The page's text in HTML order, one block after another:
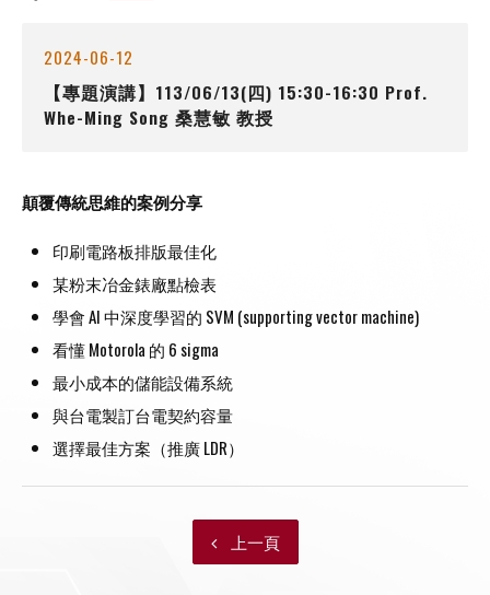
2024-06-12
【專題演講】113/06/13(四) 15:30-16:30 Prof.
Whe-Ming Song 桑慧敏 教授
顛覆傳統思維的案例分享
印刷電路板排版最佳化
某粉末冶金錶廠點檢表
學會 AI 中深度學習的 SVM (supporting vector machine)
看懂 Motorola 的 6 sigma
最小成本的儲能設備系統
與台電製訂台電契約容量
選擇最佳方案（推廣 LDR）
上一頁